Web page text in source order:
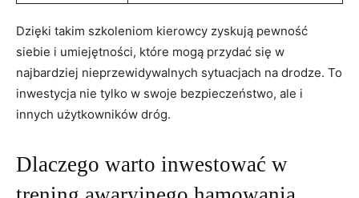
Dzięki takim szkoleniom kierowcy zyskują pewność​
siebie⁣ i umiejętności, które mogą ‌przydać się w
najbardziej nieprzewidywalnych ‍sytuacjach na drodze. To
‌inwestycja​ nie ⁢tylko w swoje​ bezpieczeństwo, ‍ale i
innych użytkowników dróg.
Dlaczego warto ⁢inwestować w